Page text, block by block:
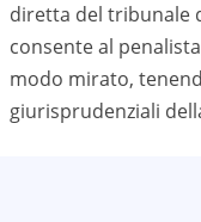
diretta del tribunale
consente al
modo mirato,
giurisprudenziali